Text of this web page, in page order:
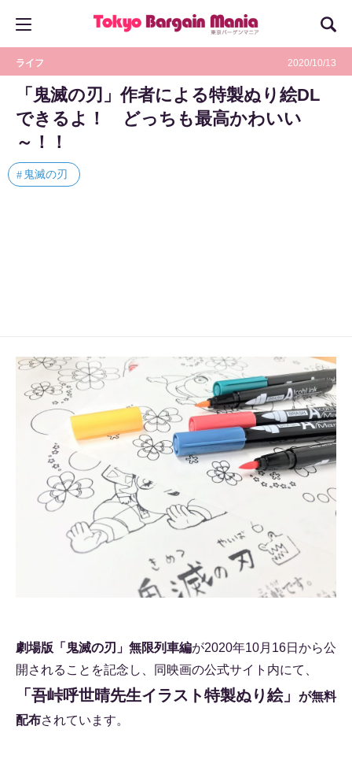
ライフ 2020/10/13
「鬼滅の刃」作者による特製ぬり絵DL
できるよ！ どっちも最高かわいい
～！！
鬼滅の刃
劇場版「鬼滅の刃」無限列車編が2020年10月16日から公
開されることを記念し、同映画の公式サイト内にて、
「吾峠呼世晴先生イラスト特製ぬり絵」
が無料
配布されています。